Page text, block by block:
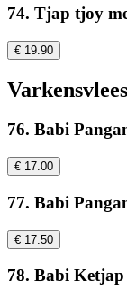
74. Tjap tjoy
€ 19.90
76. Babi
€ 17.00
77. Babi
€ 17.50
78. Babi